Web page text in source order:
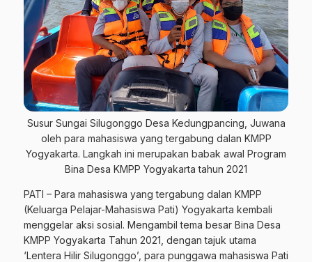
Susur Sungai Silugonggo Desa Kedungpancing, Juwana
oleh para mahasiswa yang tergabung dalan KMPP
Yogyakarta. Langkah ini merupakan babak awal Program
Bina Desa KMPP Yogyakarta tahun 2021
PATI – Para mahasiswa yang tergabung dalan KMPP
(Keluarga Pelajar-Mahasiswa Pati) Yogyakarta kembali
menggelar aksi sosial. Mengambil tema besar Bina Desa
KMPP Yogyakarta Tahun 2021, dengan tajuk utama
‘Lentera Hilir Silugonggo’, para punggawa mahasiswa Pati